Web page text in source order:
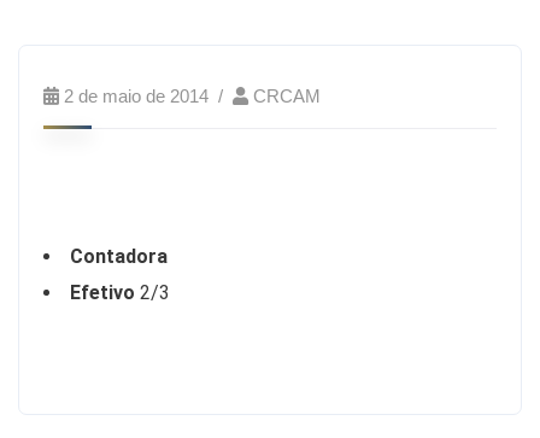
2 de maio de 2014 CRCAM
Contadora
Efetivo 2/3